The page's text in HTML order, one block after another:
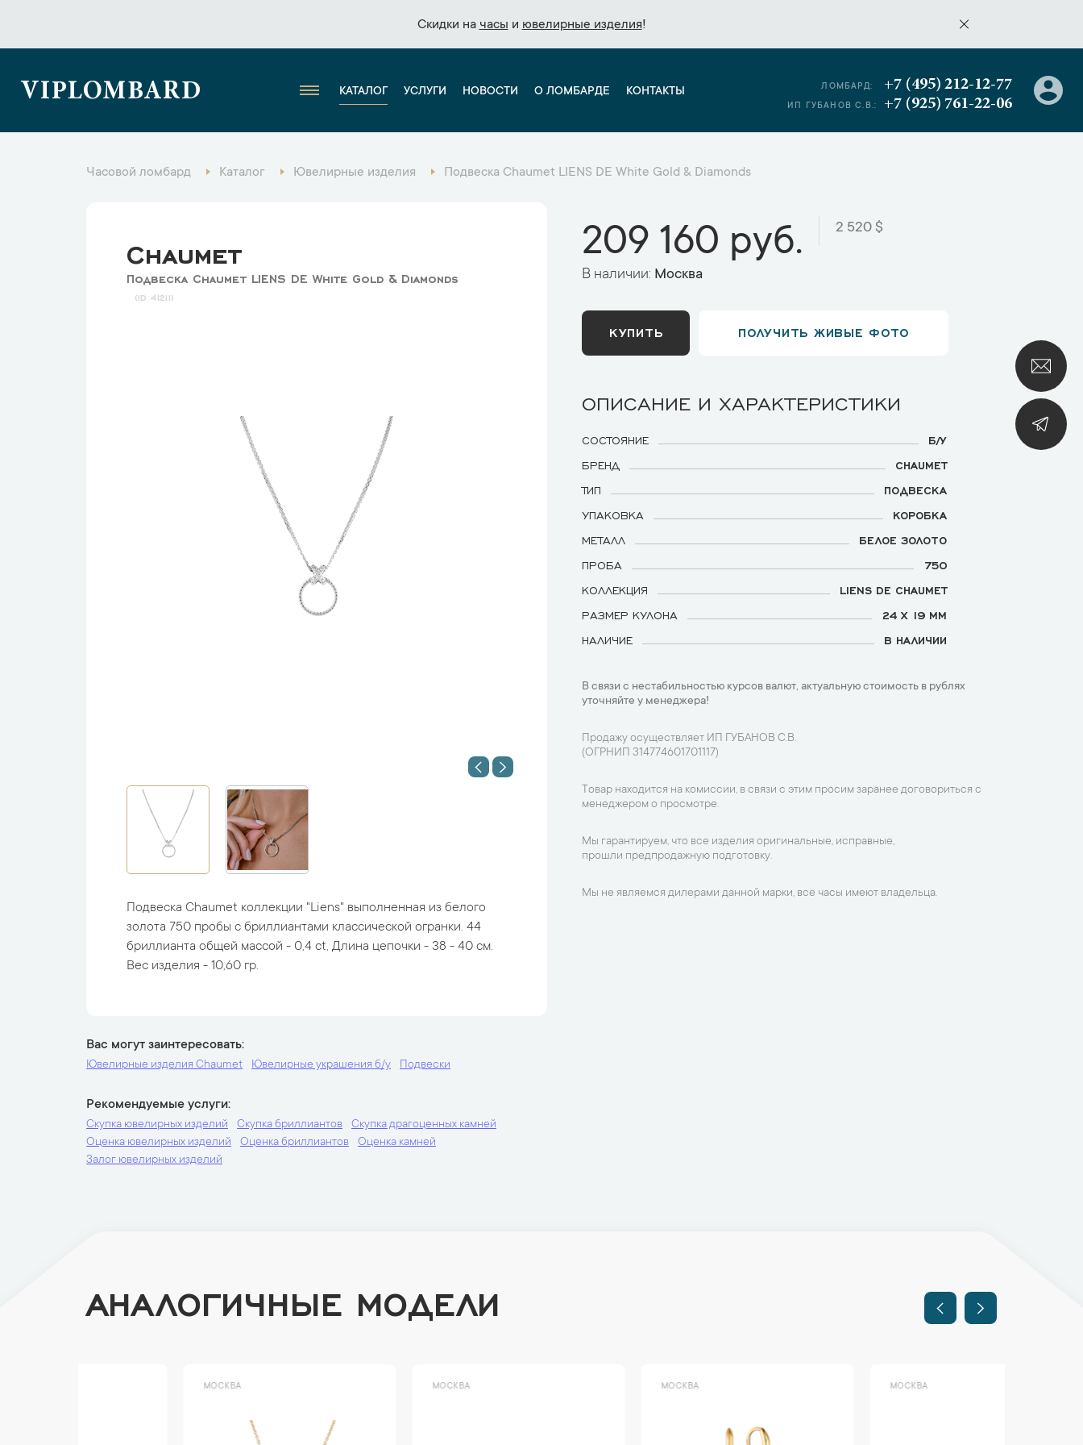
Скидки на часы и ювелирные изделия!
Скидки на часы и ювелирные изделия!
VIPLOMBARD КАТАЛОГ УСЛУГИ НОВОСТИ О ЛОМБАРДЕ КОНТАКТЫ ЛОМБАРД: +7 (495) 212-12-77
ИП ГУБАНОВ С.В.: +7 (925) 761-22-06
Часовой ломбард Каталог Ювелирные изделия Подвеска Chaumet LIENS DE White Gold & Diamonds
Chaumet
Подвеска Chaumet LIENS DE White Gold & Diamonds
41211
Подвеска Chaumet коллекции "Liens" выполненная из белого
золота 750 пробы с бриллиантами классической огранки. 44
бриллианта общей массой - 0,4 ct, Длина цепочки - 38 - 40 см.
Вес изделия - 10,60 гр.
Вас могут заинтересовать
Ювелирные изделия Chaumet Ювелирные украшения б/у Подвески
Рекомендуемые услуги
Скупка ювелирных изделий Скупка бриллиантов
Скупка драгоценных камней
Оценка ювелирных изделий
Оценка бриллиантов
Оценка камней
Залог ювелирных изделий
209 160 руб. 2 520 $
В наличии: Москва
КУПИТЬ ПОЛУЧИТЬ ЖИВЫЕ ФОТО
ОПИСАНИЕ И ХАРАКТЕРИСТИКИ
СОСТОЯНИЕ
Б/У
БРЕНД
CHAUMET
ТИП
ПОДВЕСКА
УПАКОВКА
КОРОБКА
МЕТАЛЛ
БЕЛОЕ ЗОЛОТО
ПРОБА
750
КОЛЛЕКЦИЯ
LIENS DE CHAUMET
РАЗМЕР КУЛОНА
24 X 19 ММ
НАЛИЧИЕ
В НАЛИЧИИ
В связи с нестабильностью курсов валют, актуальную стоимость в рублях
уточняйте у менеджера!
Продажу осуществляет ИП ГУБАНОВ С.В.
(ОГРНИП 314774601701117)
Товар находится на комиссии, в связи с этим просим заранее договориться с
менеджером о просмотре.
Мы гарантируем, что все изделия оригинальные, исправные,
прошли предпродажную подготовку.
Мы не являемся дилерами данной марки, все часы имеют владельца.
АНАЛОГИЧНЫЕ МОДЕЛИ